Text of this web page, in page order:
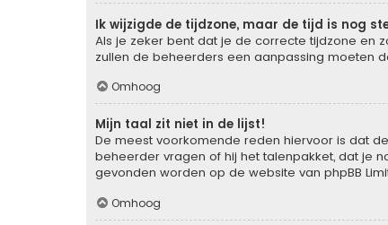
Ik wijzigde de tijdzone, maar de tijd is nog
Als je zeker bent dat je de correcte tijdzone en
zullen de beheerders een aanpassing moeten
Omhoog
Mijn taal zit niet in de lijst!
De meest voorkomende reden hiervoor is dat
beheerder vragen of hij het talenpakket, dat je
gevonden worden op de website van phpBB
Omhoog